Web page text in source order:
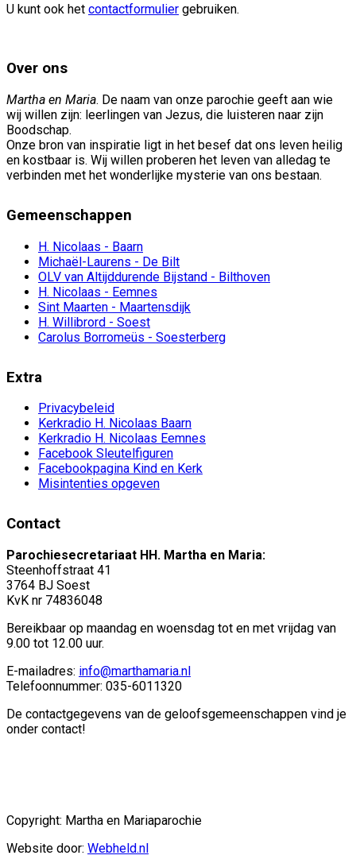
U kunt ook het contactformulier gebruiken.
Over ons
Martha en Maria. De naam van onze parochie geeft aan wie
wij willen zijn: leerlingen van Jezus, die luisteren naar zijn
Boodschap.
Onze bron van inspiratie ligt in het besef dat ons leven heilig
en kostbaar is. Wij willen proberen het leven van alledag te
verbinden met het wonderlijke mysterie van ons bestaan.
Gemeenschappen
H. Nicolaas - Baarn
Michaël-Laurens - De Bilt
OLV van Altijddurende Bijstand - Bilthoven
H. Nicolaas - Eemnes
Sint Maarten - Maartensdijk
H. Willibrord - Soest
Carolus Borromeüs - Soesterberg
Extra
Privacybeleid
Kerkradio H. Nicolaas Baarn
Kerkradio H. Nicolaas Eemnes
Facebook Sleutelfiguren
Facebookpagina Kind en Kerk
Misintenties opgeven
Contact
Parochiesecretariaat HH. Martha en Maria:
Steenhoffstraat 41
3764 BJ Soest
KvK nr 74836048
Bereikbaar op maandag en woensdag tot en met vrijdag van
9.00 tot 12.00 uur.
E-mailadres: info@marthamaria.nl
Telefoonnummer: 035-6011320
De contactgegevens van de geloofsgemeenschappen vind je
onder contact!
Copyright: Martha en Mariaparochie
Website door: Webheld.nl